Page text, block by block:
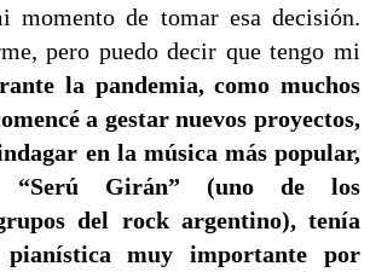
momento de tomar esa decisión.
pero puedo decir que tengo mi
la pandemia, como muchos
a gestar nuevos proyectos,
en la música más popular,
“Serú Girán” (uno de los
del rock argentino), tenía
pianística muy importante por